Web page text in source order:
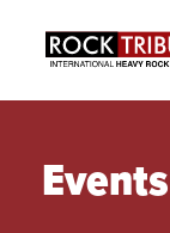
Events